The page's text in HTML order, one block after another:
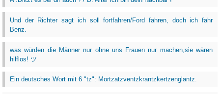
Und der Richter sagt ich soll fortfahren/Ford fahren, doch ich fahr
Benz.
was würden die Männer nur ohne uns Frauen nur machen,sie wären
hilflos! ツ
Ein deutsches Wort mit 6 "tz": Mortzatzventzkrantzkertzenglantz.